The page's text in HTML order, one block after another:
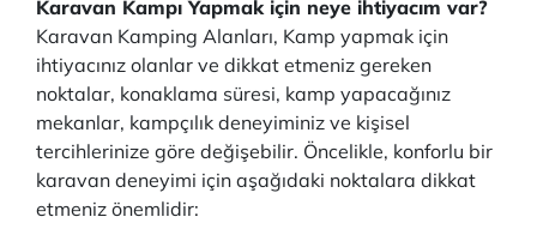
Karavan Kampı Yapmak için neye ihtiyacım var?
Karavan Kamping Alanları, Kamp yapmak için
ihtiyacınız olanlar ve dikkat etmeniz gereken
noktalar, konaklama süresi, kamp yapacağınız
mekanlar, kampçılık deneyiminiz ve kişisel
tercihlerinize göre değişebilir. Öncelikle, konforlu bir
karavan deneyimi için aşağıdaki noktalara dikkat
etmeniz önemlidir: